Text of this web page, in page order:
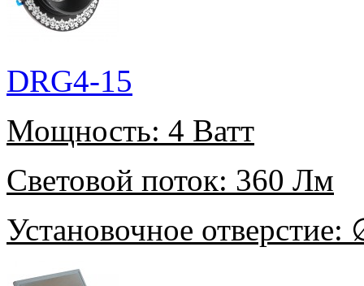
DRG4-15
Мощность: 4 Ватт
Световой поток: 360 Лм
Установочное отверстие: